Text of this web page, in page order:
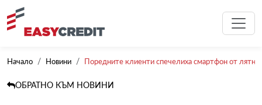
Начало Новини Поредните клиенти спечелиха смартфон от
ОБРАТНО КЪМ НОВИНИ